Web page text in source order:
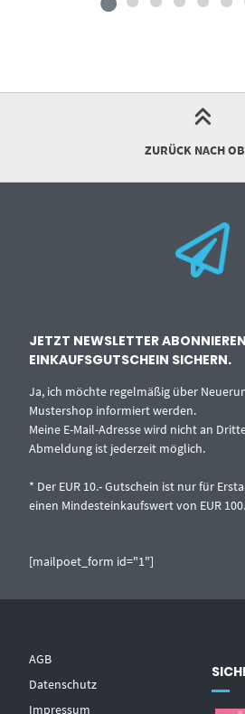
ZURÜCK NACH
JETZT NEWSLETTER
EINKAUFSGUTSCHEIN SICHERN.
Ja, ich möchte regelmäßig über
Mustershop informiert werden.
Meine E-Mail-Adresse wird nicht an
Abmeldung ist jederzeit möglich.
* Der EUR 10.- Gutschein ist nur für
einen Mindesteinkaufswert von EUR
[mailpoet_form id="1"]
AGB
Datenschutz
Impressum